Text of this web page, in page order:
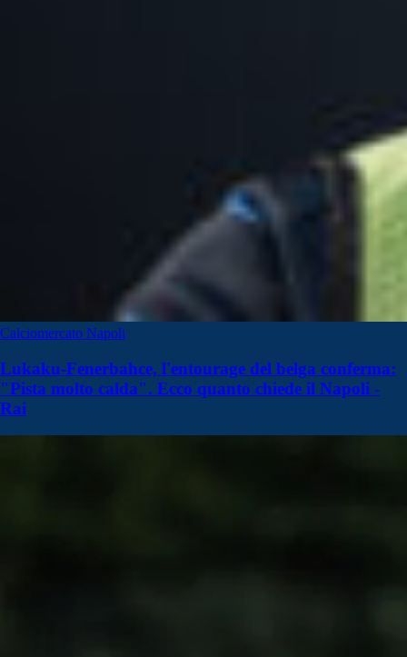
Calciomercato Napoli
Lukaku-Fenerbahce, l'entourage del belga conferma:
"Pista molto calda". Ecco quanto chiede il Napoli -
Rai